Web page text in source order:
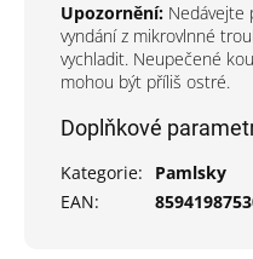
Upozornění: Nedávejte
vyndání z mikrovlnné
vychladit. Neupečené
mohou být příliš ostré.
Doplňkové
Kategorie:
Pamlsky
EAN: